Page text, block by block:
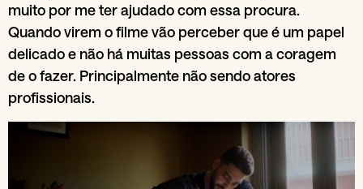
muito por me ter ajudado com essa procura.
Quando virem o filme vão perceber que é um papel
delicado e não há muitas pessoas com a coragem
de o fazer. Principalmente não sendo atores
profissionais.